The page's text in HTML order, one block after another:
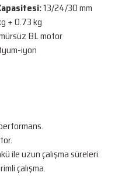
13/24/30 mm
+ 0.73 kg
BL motor
iyon
ile uzun çalışma süreleri.
çalışma.